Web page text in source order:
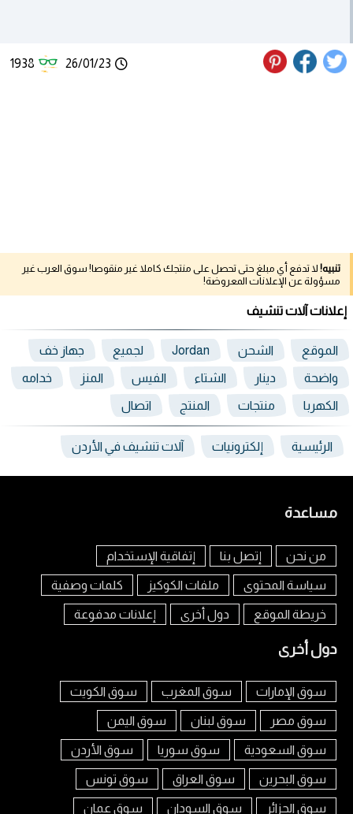
26/01/23
1938
تنبيه! لا تدفع أي مبلغ حتى تحصل على منتجك كاملا غير منقوصا! سوق العرب غير
مسؤولة عن الإعلانات المعروضة!
إعلانات آلات تنشيف
الموقع الشحن Jordan لجميع جهاز خف
واضحة دينار الشتاء الفيس المنز خدامه
الكهربا منتجات المنتج اتصال
الرئيسية إلكترونيات آلات تنشيف في الأردن
مساعدة
من نحن إتصل بنا إتفاقية الإستخدام
سياسة المحتوى ملفات الكوكيز كلمات وصفية
خريطة الموقع دول أخرى إعلانات مدفوعة
دول أخرى
سوق الإمارات سوق المغرب سوق الكويت
سوق مصر سوق لبنان سوق اليمن
سوق السعودية سوق سوريا سوق الأردن
سوق البحرين سوق العراق سوق تونس
سوق الجزائر سوق السودان سوق عمان